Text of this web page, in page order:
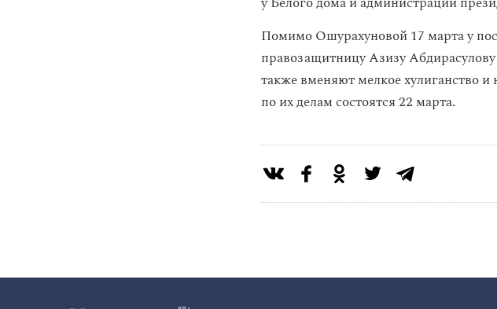
Помимо Ошурахуновой 17 марта у
правозащитницу Азизу
также вменяют мелкое хулиганство
по их делам состоятся 22 марта.